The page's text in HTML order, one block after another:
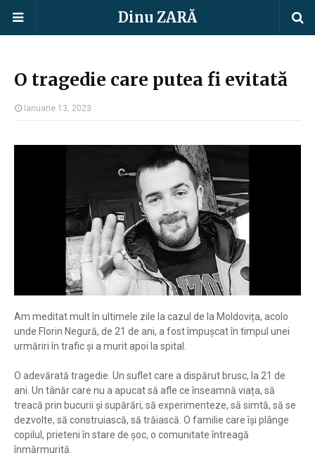
Dinu ZARĂ
O tragedie care putea fi evitată
Ianuarie 13, 2023
Am meditat mult în ultimele zile la cazul de la Moldovița, acolo
unde Florin Negură, de 21 de ani, a fost împușcat în timpul unei
urmăriri în trafic și a murit apoi la spital.
O adevărată tragedie. Un suflet care a dispărut brusc, la 21 de
ani. Un tânăr care nu a apucat să afle ce înseamnă viața, să
treacă prin bucurii și supărări, să experimenteze, să simtă, să se
dezvolte, să construiască, să trăiască. O familie care își plânge
copilul, prieteni în stare de șoc, o comunitate întreagă
înmărmurită.